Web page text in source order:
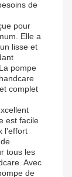
de
pour
Elle a
lisse et
pompe
complet
est facile
l'effort
tous les
Avec
de